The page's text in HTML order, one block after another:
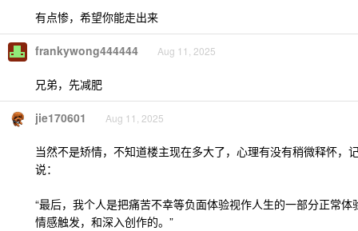
有点惨，希望你能走出来
frankywong444444 Aug 11, 2025
兄弟，先减肥
jie170601 Aug 11, 2025
当然不是矫情，不知道楼主现在多大了，心理有没有稍微释怀，
说：
“最后，我个人是把痛苦不幸等负面体验视作人生的一部分正常
情感触发，和深入创作的。”